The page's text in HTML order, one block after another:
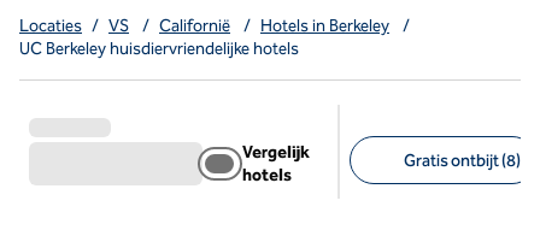
Locaties / VS / Californië / Hotels in Berkeley
/
UC Berkeley huisdiervriendelijke hotels
Vergelijk
hotels
Gratis ontbijt (8)